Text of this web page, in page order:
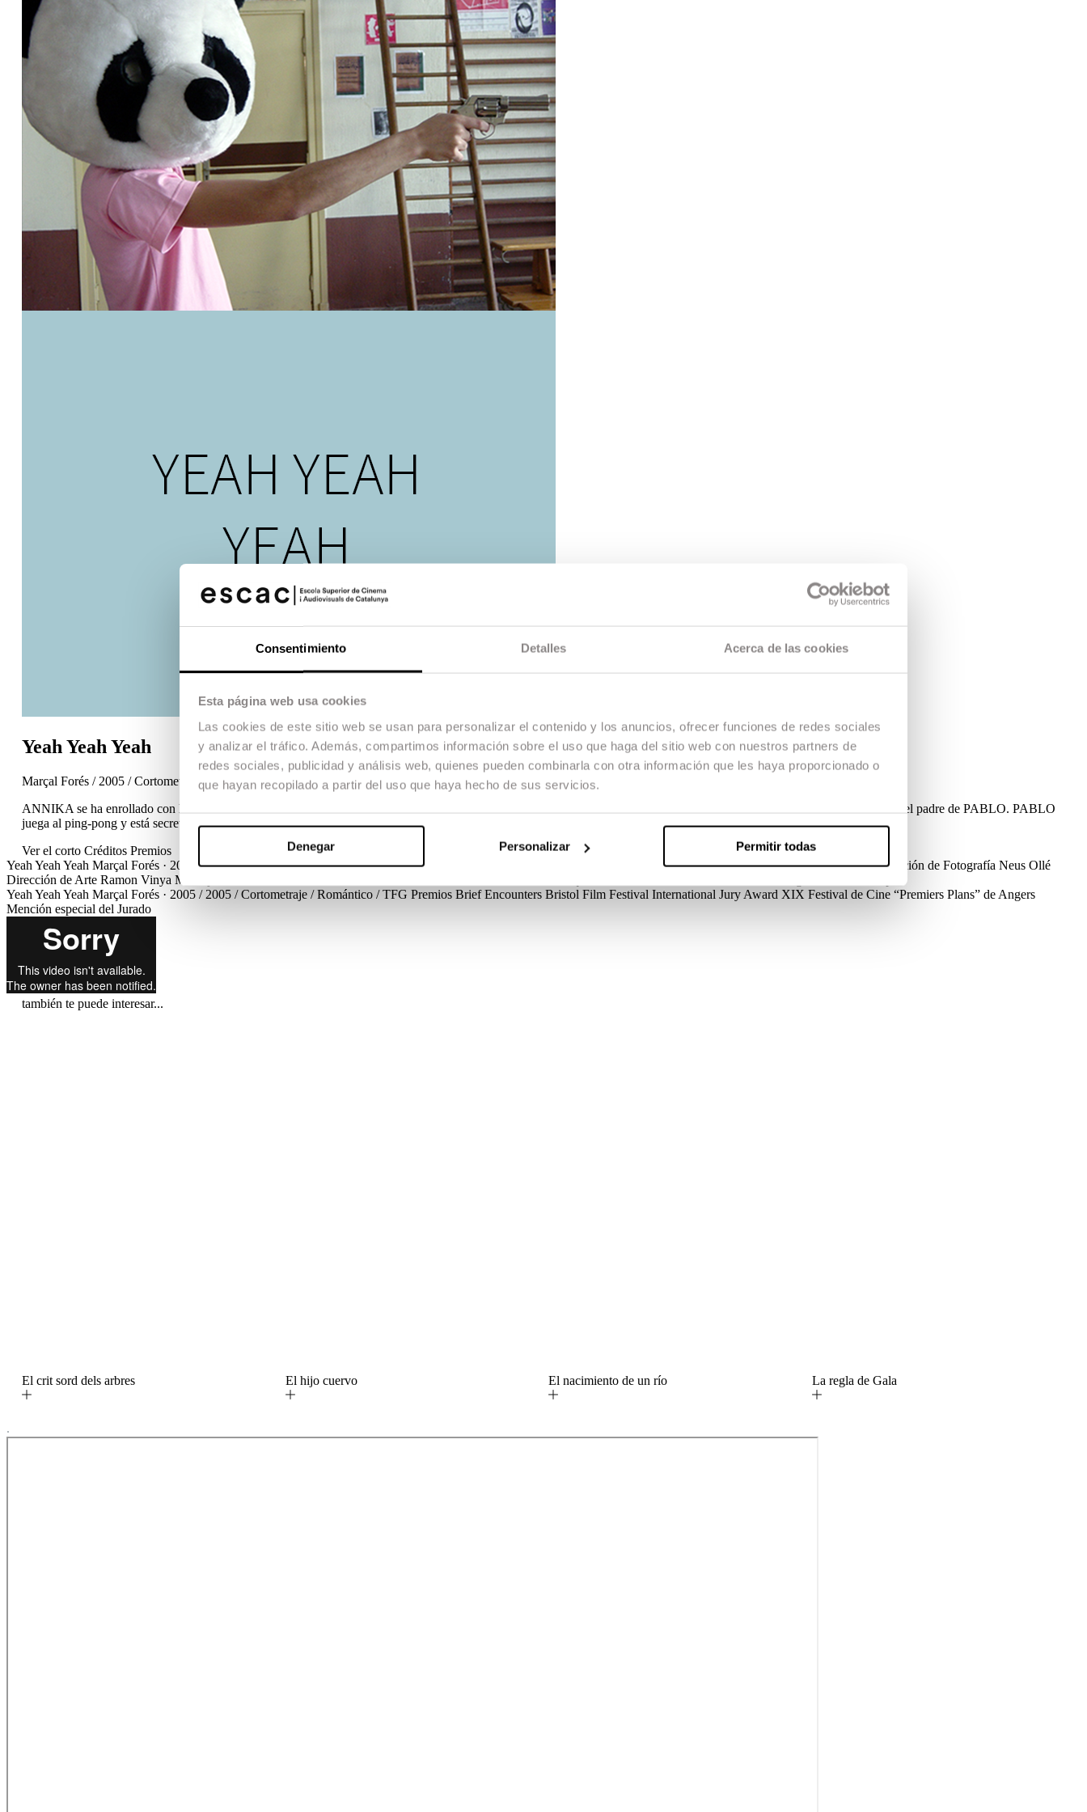
Consentimiento Detalles Acerca de las cookies
Esta página web usa cookies
Las cookies de este sitio web se usan para personalizar el contenido y los anuncios, ofrecer funciones de redes sociales
y analizar el tráfico. Además, compartimos información sobre el uso que haga del sitio web con nuestros partners de
redes sociales, publicidad y análisis web, quienes pueden combinarla con otra información que les haya proporcionado o
que hayan recopilado a partir del uso que haya hecho de sus servicios.
Denegar Personalizar Permitir todas
Yeah Yeah Yeah
Marçal Forés / 2005 / Cortometraje / Romántico / TFG
ANNIKA se ha enrollado con la mayoría de chicos de su instituto. ANNIKA tiene un amigo, TOOM. TOOM mantiene una relación en secreto con un profesor del instituto, el padre de PABLO. PABLO
juega al ping-pong y está secretamente enamorado de ANNIKA. El SR. PANDA es el quinto personaje. Esto es un corto de amor… adolescente.
Ver el corto Créditos Premios
Yeah Yeah Yeah Marçal Forés · 2005 / 2005 / Cortometraje / Romántico / TFGCréditos Dirección de ProducciónSilvia Fernandez Dirección de Fotografía Neus Ollé
Dirección de Arte Ramon Vinya Montaje
Yeah Yeah Yeah Marçal Forés · 2005 / 2005 / Cortometraje / Romántico / TFG Premios Brief Encounters Bristol Film Festival International Jury Award XIX Festival de Cine “Premiers Plans” de Angers
Mención especial del Jurado
también te puede interesar...
El crit sord dels arbres El hijo cuervo El nacimiento de un río La regla de Gala